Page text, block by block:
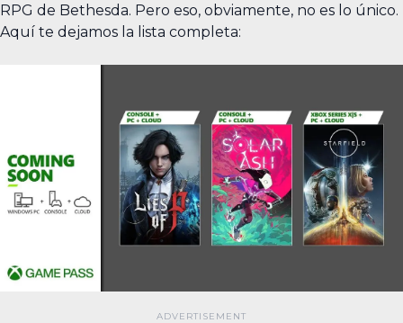
RPG de Bethesda. Pero eso, obviamente, no es lo único.
Aquí te dejamos la lista completa: